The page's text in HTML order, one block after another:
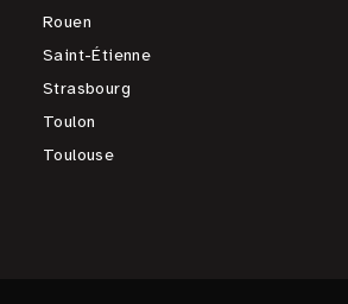
Rouen
Saint-Étienne
Strasbourg
Toulon
Toulouse